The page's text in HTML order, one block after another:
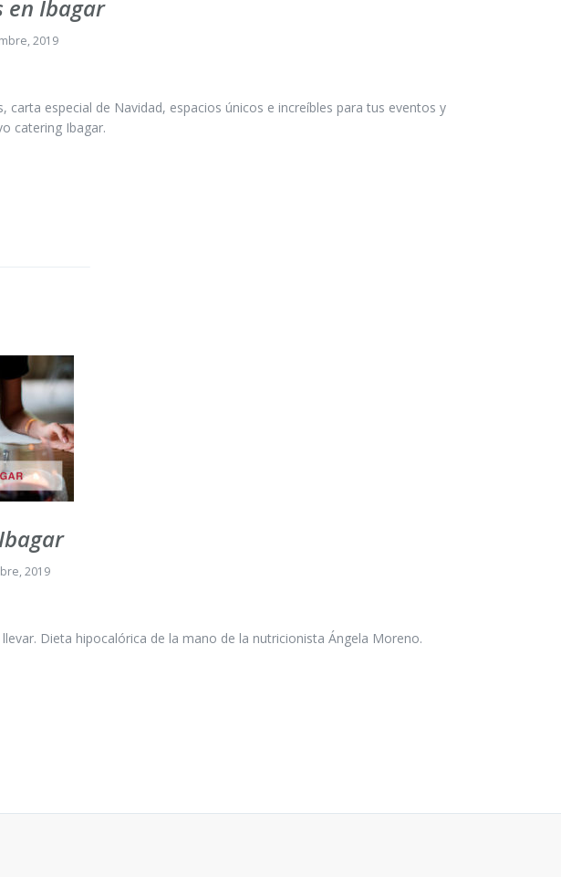
en Ibagar
2019
especial de Navidad, espacios únicos e increíbles para tus eventos y
catering Ibagar.
2019
Dieta hipocalórica de la mano de la nutricionista Ángela Moreno.